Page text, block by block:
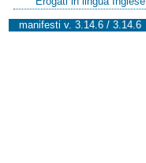
manifesti v. 3.14.6 / 3.14.6